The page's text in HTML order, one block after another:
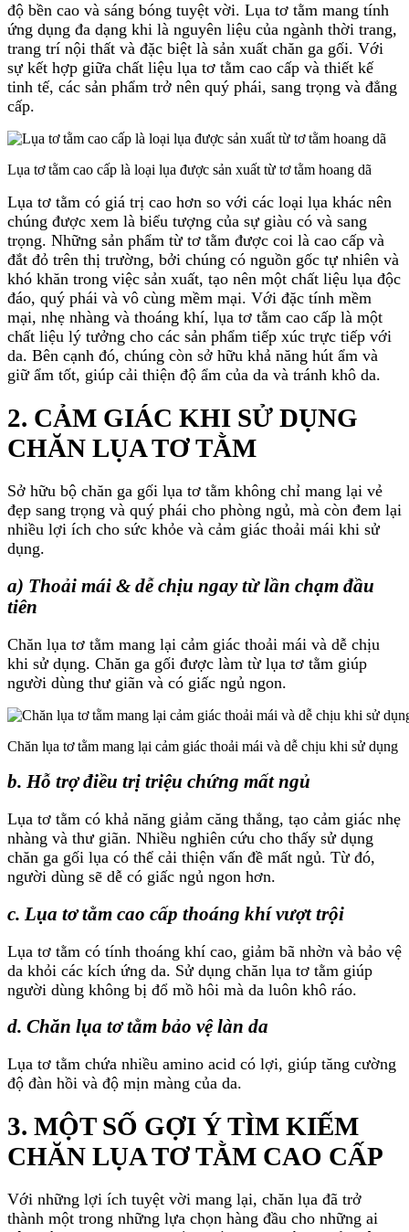
độ bền cao và sáng bóng tuyệt vời. Lụa tơ tằm mang tính
ứng dụng đa dạng khi là nguyên liệu của ngành thời trang,
trang trí nội thất và đặc biệt là sản xuất chăn ga gối. Với
sự kết hợp giữa chất liệu lụa tơ tằm cao cấp và thiết kế
tinh tế, các sản phẩm trở nên quý phái, sang trọng và đẳng
cấp.
Lụa tơ tằm cao cấp là loại lụa được sản xuất từ tơ tằm hoang dã
Lụa tơ tằm có giá trị cao hơn so với các loại lụa khác nên
chúng được xem là biểu tượng của sự giàu có và sang
trọng. Những sản phẩm từ tơ tằm được coi là cao cấp và
đắt đỏ trên thị trường, bởi chúng có nguồn gốc tự nhiên và
khó khăn trong việc sản xuất, tạo nên một chất liệu lụa độc
đáo, quý phái và vô cùng mềm mại. Với đặc tính mềm
mại, nhẹ nhàng và thoáng khí, lụa tơ tằm cao cấp là một
chất liệu lý tưởng cho các sản phẩm tiếp xúc trực tiếp với
da. Bên cạnh đó, chúng còn sở hữu khả năng hút ẩm và
giữ ẩm tốt, giúp cải thiện độ ẩm của da và tránh khô da.
2. CẢM GIÁC KHI SỬ DỤNG
CHĂN LỤA TƠ TẰM
Sở hữu bộ chăn ga gối lụa tơ tằm không chỉ mang lại vẻ
đẹp sang trọng và quý phái cho phòng ngủ, mà còn đem lại
nhiều lợi ích cho sức khỏe và cảm giác thoải mái khi sử
dụng.
a) Thoải mái & dễ chịu ngay từ lần chạm đầu
tiên
Chăn lụa tơ tằm mang lại cảm giác thoải mái và dễ chịu
khi sử dụng. Chăn ga gối được làm từ lụa tơ tằm giúp
người dùng thư giãn và có giấc ngủ ngon.
Chăn lụa tơ tằm mang lại cảm giác thoải mái và dễ chịu khi sử dụng
b. Hỗ trợ điều trị triệu chứng mất ngủ
Lụa tơ tằm có khả năng giảm căng thẳng, tạo cảm giác nhẹ
nhàng và thư giãn. Nhiều nghiên cứu cho thấy sử dụng
chăn ga gối lụa có thể cải thiện vấn đề mất ngủ. Từ đó,
người dùng sẽ dễ có giấc ngủ ngon hơn.
c. Lụa tơ tằm cao cấp thoáng khí vượt trội
Lụa tơ tằm có tính thoáng khí cao, giảm bã nhờn và bảo vệ
da khỏi các kích ứng da. Sử dụng chăn lụa tơ tằm giúp
người dùng không bị đổ mồ hôi mà da luôn khô ráo.
d. Chăn lụa tơ tằm bảo vệ làn da
Lụa tơ tằm chứa nhiều amino acid có lợi, giúp tăng cường
độ đàn hồi và độ mịn màng của da.
3. MỘT SỐ GỢI Ý TÌM KIẾM
CHĂN LỤA TƠ TẰM CAO CẤP
Với những lợi ích tuyệt vời mang lại, chăn lụa đã trở
thành một trong những lựa chọn hàng đầu cho những ai